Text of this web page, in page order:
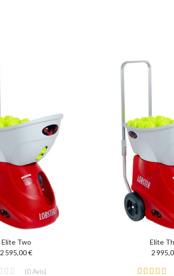
Elite Two
2 595,00 €
(0Avis)
Elite
2